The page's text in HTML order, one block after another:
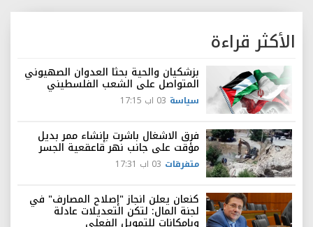
الأكثر قراءة
بزشكيان والحية بحثا العدوان الصهيوني
المتواصل على الشعب الفلسطيني
سياسة 03 اب 17:15
فرق الاشغال باشرت بإنشاء ممر بديل
مؤقت على جانب نهر قاعقعية الجسر
متفرقات 03 اب 17:31
كنعان يعلن انجاز "إصلاح المصارف" في
لجنة المال: لتكن التعديلات عادلة
وبإمكانات للتمويل الفعلي